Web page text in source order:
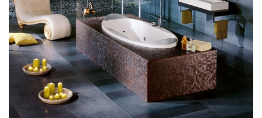
vse-
tonkosti-
dlya-
oformleniya-
dizayna